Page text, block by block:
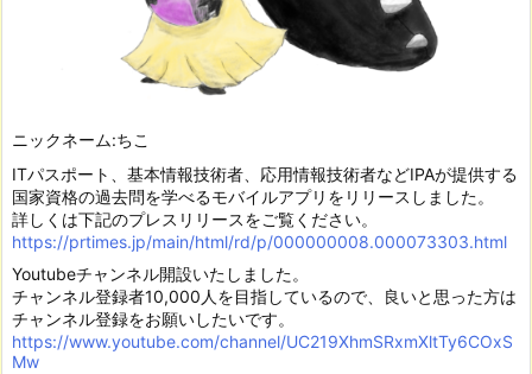
ニックネーム:ちこ
ITパスポート、基本情報技術者、応用情報技術者などIPAが提供する
国家資格の過去問を学べるモバイルアプリをリリースしました。
詳しくは下記のプレスリリースをご覧ください。
https://prtimes.jp/main/html/rd/p/000000008.000073303.html
Youtubeチャンネル開設いたしました。
チャンネル登録者10,000人を目指しているので、良いと思った方は
チャンネル登録をお願いしたいです。
https://www.youtube.com/channel/UC219XhmSRxmXltTy6COxS
Mw